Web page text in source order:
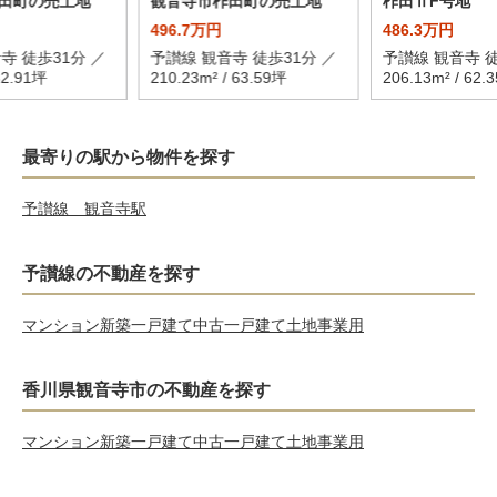
徒歩31分 ／
坪
496.7万円
予讃線 観音寺 徒歩31分 ／
210.23m² / 63.59坪
486.3万円
予讃線 観音寺
206.13m² /
最寄りの駅から物件を探す
予讃線 観音寺駅
予讃線の不動産を探す
マンション新築一戸建て中古一戸建て土地事業用
香川県観音寺市の不動産を探す
マンション新築一戸建て中古一戸建て土地事業用